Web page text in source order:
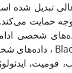
تبدیل شده
حمایت می‌کند.
شخصی
، داده‌های
قومیت،